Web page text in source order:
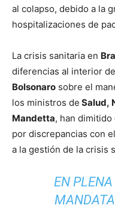
al colapso, debido a la
hospitalizaciones de
La crisis sanitaria en
diferencias al interior
Bolsonaro sobre el
los ministros de Salud,
Mandetta, han dimitido
por discrepancias con el
a la gestión de la crisis
EN